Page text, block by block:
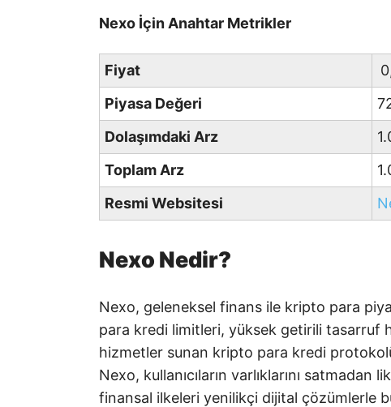
Nexo İçin Anahtar Metrikler
Fiyat
Piyasa Değeri
Dolaşımdaki Arz
Toplam Arz
Resmi Websitesi
Nexo Nedir?
Nexo, geleneksel finans ile kripto para
para kredi limitleri, yüksek getirili tasarruf
hizmetler sunan kripto para kredi
Nexo, kullanıcıların varlıklarını
finansal ilkeleri yenilikçi dijital çözümlerle